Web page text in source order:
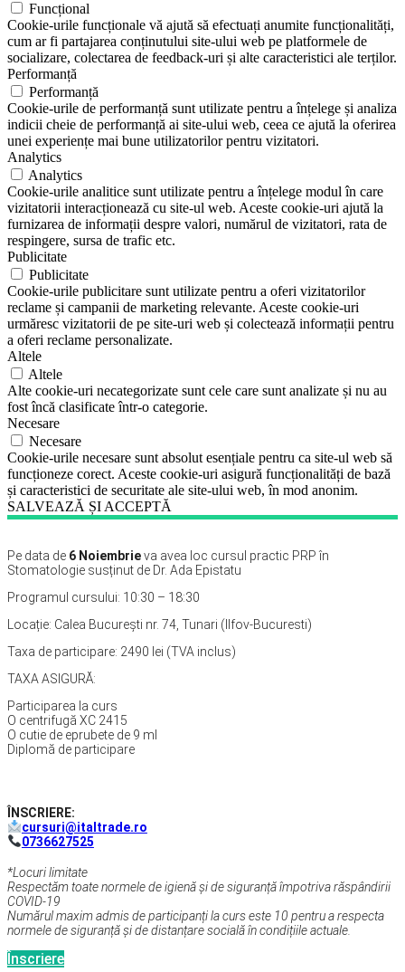
Funcțional
Cookie-urile funcționale vă ajută să efectuați anumite funcționalități,
cum ar fi partajarea conținutului site-ului web pe platformele de
socializare, colectarea de feedback-uri și alte caracteristici ale terților.
Performanță
Performanță
Cookie-urile de performanță sunt utilizate pentru a înțelege și analiza
indicii cheie de performanță ai site-ului web, ceea ce ajută la oferirea
unei experiențe mai bune utilizatorilor pentru vizitatori.
Analytics
Analytics
Cookie-urile analitice sunt utilizate pentru a înțelege modul în care
vizitatorii interacționează cu site-ul web. Aceste cookie-uri ajută la
furnizarea de informații despre valori, numărul de vizitatori, rata de
respingere, sursa de trafic etc.
Publicitate
Publicitate
Cookie-urile publicitare sunt utilizate pentru a oferi vizitatorilor
reclame și campanii de marketing relevante. Aceste cookie-uri
urmăresc vizitatorii de pe site-uri web și colectează informații pentru
a oferi reclame personalizate.
Altele
Altele
Alte cookie-uri necategorizate sunt cele care sunt analizate și nu au
fost încă clasificate într-o categorie.
Necesare
Necesare
Cookie-urile necesare sunt absolut esențiale pentru ca site-ul web să
funcționeze corect. Aceste cookie-uri asigură funcționalități de bază
și caracteristici de securitate ale site-ului web, în mod anonim.
SALVEAZĂ ȘI ACCEPTĂ
Pe data de 6 Noiembrieva avea loc cursul practic PRP în
Stomatologie susținut de Dr. Ada Epistatu
Programul cursului: 10:30 – 18:30
Locație: Calea București nr. 74, Tunari (Ilfov-Bucuresti)
Taxa de participare: 2490 lei (TVA inclus)
TAXA ASIGURĂ:
Participarea la curs
O centrifugă XC 2415
O cutie de eprubete de 9 ml
Diplomă de participare
ÎNSCRIERE:
cursuri@italtrade.ro
0736627525
*Locuri limitate
Respectăm toate normele de igienă și de siguranță împotriva răspândirii
COVID-19
Numărul maxim admis de participanți la curs este 10 pentru a respecta
normele de siguranță și de distanțare socială în condițiile actuale.
Înscriere